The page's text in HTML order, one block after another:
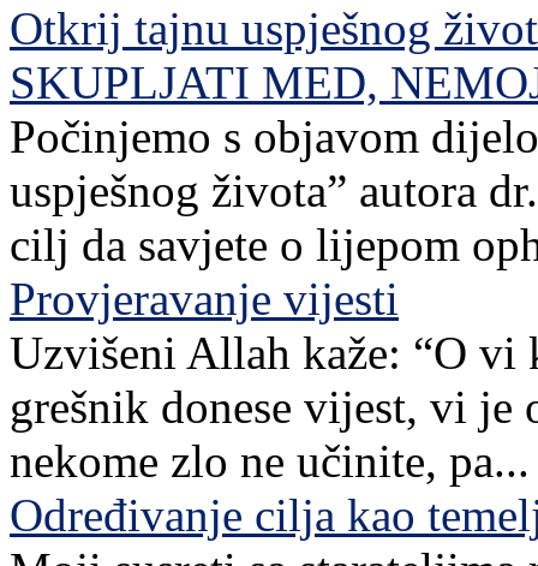
Otkrij tajnu uspješnog
SKUPLJATI MED,
Počinjemo s objavom
uspješnog života” autora
cilj da savjete o lijepom
Provjeravanje vijesti
Uzvišeni Allah kaže: “O
grešnik donese vijest, vi je
nekome zlo ne učinite, pa...
Određivanje cilja kao